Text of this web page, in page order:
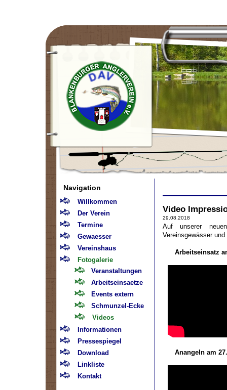
Navigation
Willkommen
Der Verein
Termine
Gewaesser
Vereinshaus
Fotogalerie
Veranstaltungen
Arbeitseinsaetze
Events extern
Schmunzel-Ecke
Videos
Informationen
Pressespiegel
Download
Linkliste
Kontakt
Video
29.08.2018
Auf unserer
Vereinsgewässer
Arbeitseinsatz
Anangeln am